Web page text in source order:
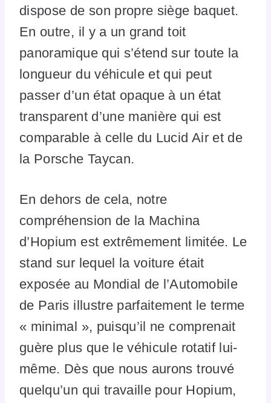
dispose de son propre siège baquet.
En outre, il y a un grand toit
panoramique qui s’étend sur toute la
longueur du véhicule et qui peut
passer d’un état opaque à un état
transparent d’une manière qui est
comparable à celle du Lucid Air et de
la Porsche Taycan.
En dehors de cela, notre
compréhension de la Machina
d’Hopium est extrêmement limitée. Le
stand sur lequel la voiture était
exposée au Mondial de l’Automobile
de Paris illustre parfaitement le terme
« minimal », puisqu’il ne comprenait
guère plus que le véhicule rotatif lui-
même. Dès que nous aurons trouvé
quelqu’un qui travaille pour Hopium,